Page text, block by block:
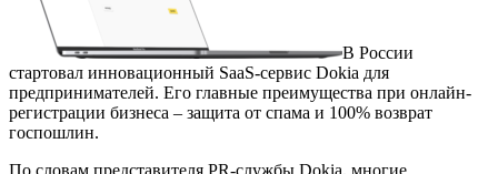
В России
стартовал инновационный SaaS-сервис Dokia для
предпринимателей. Его главные преимущества при онлайн-
регистрации бизнеса – защита от спама и 100% возврат
госпошлин.
По словам представителя PR-службы Dokia, многие